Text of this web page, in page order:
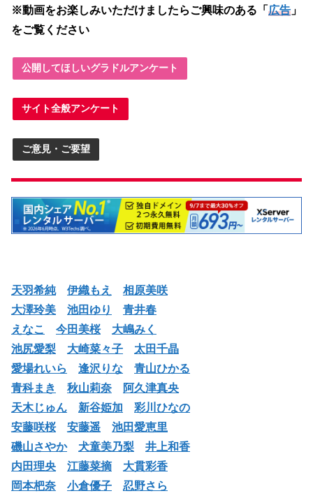
※動画をお楽しみいただけましたらご興味のある「 広告 」
をご覧ください
公開してほしいグラドルアンケート
サイト全般アンケート
ご意見・ご要望
天羽希純 伊織もえ
相原美咲
大澤玲美
池田ゆり
青井春
えなこ
今田美桜
大嶋みく
池尻愛梨
大崎菜々子
太田千晶
愛場れいら
逢沢りな
青山ひかる
青科まき
秋山莉奈
阿久津真央
天木じゅん
新谷姫加
彩川ひなの
安藤咲桜
安藤遥
池田愛恵里
磯山さやか
犬童美乃梨
井上和香
内田理央
江藤菜摘
大貫彩香
岡本杷奈
小倉優子
忍野さら